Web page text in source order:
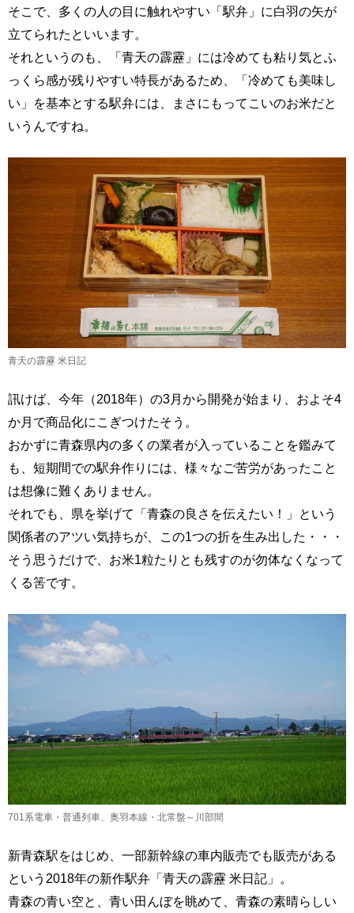
そこで、多くの人の目に触れやすい「駅弁」に白羽の矢が
立てられたといいます。
それというのも、「青天の霹靂」には冷めても粘り気とふ
っくら感が残りやすい特長があるため、「冷めても美味し
い」を基本とする駅弁には、まさにもってこいのお米だと
いうんですね。
青天の霹靂 米日記
訊けば、今年（2018年）の3月から開発が始まり、およそ4
か月で商品化にこぎつけたそう。
おかずに青森県内の多くの業者が入っていることを鑑みて
も、短期間での駅弁作りには、様々なご苦労があったこと
は想像に難くありません。
それでも、県を挙げて「青森の良さを伝えたい！」という
関係者のアツい気持ちが、この1つの折を生み出した・・・
そう思うだけで、お米1粒たりとも残すのが勿体なくなって
くる筈です。
701系電車・普通列車、奥羽本線・北常盤～川部間
新青森駅をはじめ、一部新幹線の車内販売でも販売がある
という2018年の新作駅弁「青天の霹靂 米日記」。
青森の青い空と、青い田んぼを眺めて、青森の素晴らしい